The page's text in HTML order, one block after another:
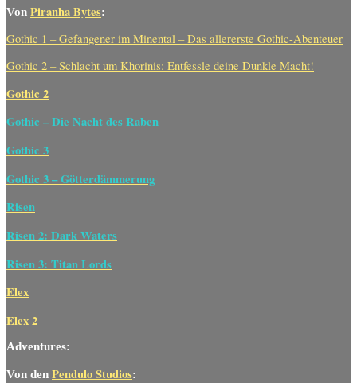
Von Piranha Bytes:
Gothic 1 – Gefangener im Minental – Das allererste Gothic-Abenteuer
Gothic 2 – Schlacht um Khorinis: Entfessle deine Dunkle Macht!
Gothic 2
Gothic – Die Nacht des Raben
Gothic 3
Gothic 3 – Götterdämmerung
Risen
Risen 2: Dark Waters
Risen 3: Titan Lords
Elex
Elex 2
Adventures:
Von den Pendulo Studios: